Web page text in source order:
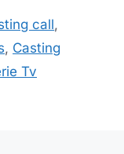
call,
, Casting
Tv